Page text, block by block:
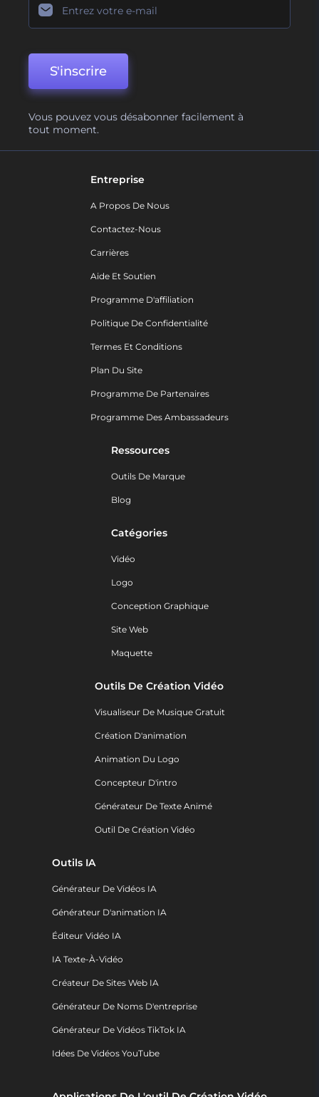
S'inscrire
Vous pouvez vous désabonner facilement à
tout moment.
Entreprise
A Propos De Nous
Contactez-Nous
Carrières
Aide Et Soutien
Programme D'affiliation
Politique De Confidentialité
Termes Et Conditions
Plan Du Site
Programme De Partenaires
Programme Des Ambassadeurs
Ressources
Outils De Marque
Blog
Catégories
Vidéo
Logo
Conception Graphique
Site Web
Maquette
Outils De Création Vidéo
Visualiseur De Musique Gratuit
Création D'animation
Animation Du Logo
Concepteur D'intro
Générateur De Texte Animé
Outil De Création Vidéo
Outils IA
Générateur De Vidéos IA
Générateur D'animation IA
Éditeur Vidéo IA
IA Texte-À-Vidéo
Créateur De Sites Web IA
Générateur De Noms D'entreprise
Générateur De Vidéos TikTok IA
Idées De Vidéos YouTube